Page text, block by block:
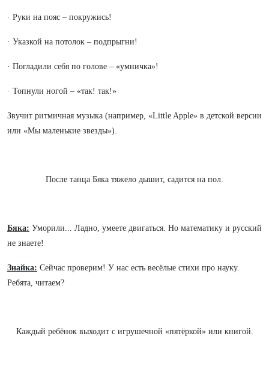
· Руки на пояс – покружись!
· Указкой на потолок – подпрыгни!
· Погладили себя по голове – «умничка»!
· Топнули ногой – «так! так!»
Звучит ритмичная музыка (например, «Little Apple» в детской версии
или «Мы маленькие звезды»).
После танца Бяка тяжело дышит, садится на пол.
Бяка: Уморили... Ладно, умеете двигаться. Но математику и русский
не знаете!
Знайка: Сейчас проверим! У нас есть весёлые стихи про науку.
Ребята, читаем?
Каждый ребёнок выходит с игрушечной «пятёркой» или книгой.